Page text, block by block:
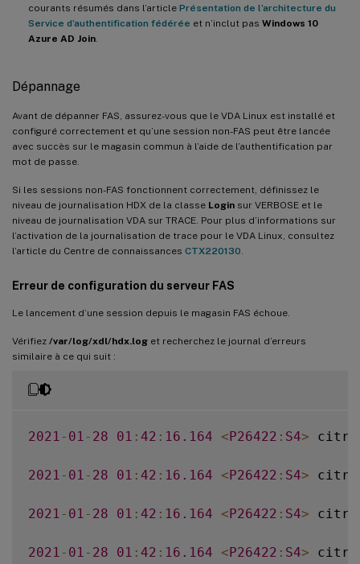
courants résumés dans l’article Présentation de l’architecture du
Service d’authentification fédérée et n’inclut pas Windows 10
Azure AD Join
Dépannage
Avant de dépanner FAS, assurez-vous que le VDA Linux est installé et
configuré correctement et qu’une session non-FAS peut être lancée
avec succès sur le magasin commun à l’aide de l’authentification par
mot de passe.
Si les sessions non-FAS fonctionnent correctement, définissez le
niveau de journalisation HDX de la classe Login sur VERBOSE et le
niveau de journalisation VDA sur TRACE. Pour plus d’informations sur
l’activation de la journalisation de trace pour le VDA Linux, consultez
l’article du Centre de connaissances CTX220130
Erreur de configuration du serveur FAS
Le lancement d’une session depuis le magasin FAS échoue.
Vérifiez /var/log/xdl/hdx.log et recherchez le journal d’erreurs
similaire à ce qui suit :
2021 - 01 - 28 01 : 42 : 16.164 <P26422 : S4>
2021 - 01 - 28 01 : 42 : 16.164 <P26422 : S4>
2021 - 01 - 28 01 : 42 : 16.164 <P26422 : S4>
2021 - 01 - 28 01 : 42 : 16.164 <P26422 : S4>